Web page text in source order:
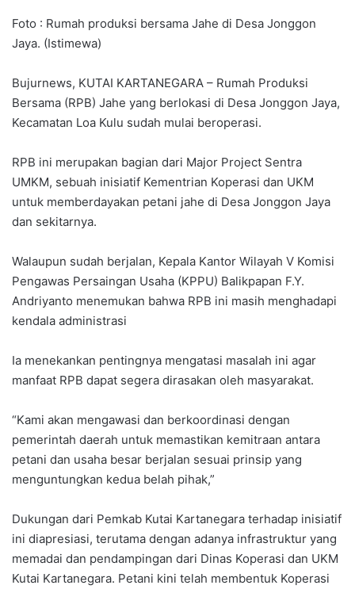
Foto : Rumah produksi bersama Jahe di Desa Jonggon
Jaya. (Istimewa)
Bujurnews, KUTAI KARTANEGARA – Rumah Produksi
Bersama (RPB) Jahe yang berlokasi di Desa Jonggon Jaya,
Kecamatan Loa Kulu sudah mulai beroperasi.
RPB ini merupakan bagian dari Major Project Sentra
UMKM, sebuah inisiatif Kementrian Koperasi dan UKM
untuk memberdayakan petani jahe di Desa Jonggon Jaya
dan sekitarnya.
Walaupun sudah berjalan, Kepala Kantor Wilayah V Komisi
Pengawas Persaingan Usaha (KPPU) Balikpapan F.Y.
Andriyanto menemukan bahwa RPB ini masih menghadapi
kendala administrasi
Ia menekankan pentingnya mengatasi masalah ini agar
manfaat RPB dapat segera dirasakan oleh masyarakat.
“Kami akan mengawasi dan berkoordinasi dengan
pemerintah daerah untuk memastikan kemitraan antara
petani dan usaha besar berjalan sesuai prinsip yang
menguntungkan kedua belah pihak,”
Dukungan dari Pemkab Kutai Kartanegara terhadap inisiatif
ini diapresiasi, terutama dengan adanya infrastruktur yang
memadai dan pendampingan dari Dinas Koperasi dan UKM
Kutai Kartanegara. Petani kini telah membentuk Koperasi